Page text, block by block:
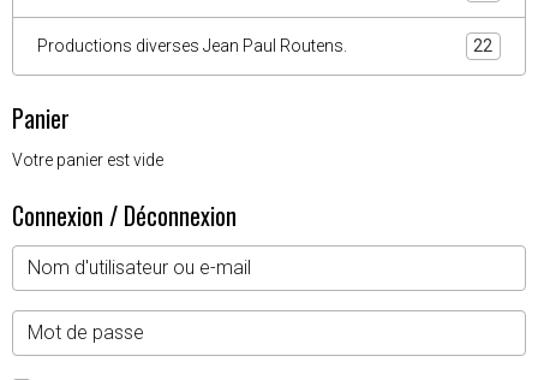
Productions diverses Jean Paul Routens. 22
Panier
Votre panier est vide
Connexion / Déconnexion